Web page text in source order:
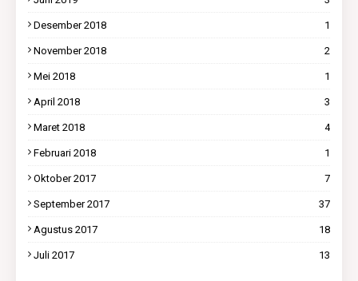
Desember 2018 1
November 2018 2
Mei 2018 1
April 2018 3
Maret 2018 4
Februari 2018 1
Oktober 2017 7
September 2017 37
Agustus 2017 18
Juli 2017 13